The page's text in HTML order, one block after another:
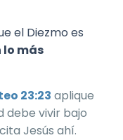
el Diezmo es
lo más
23:23 aplique
debe vivir bajo
Jesús ahí.